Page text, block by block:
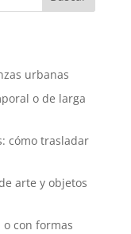
urbanas
o de larga
cómo trasladar
arte y objetos
con formas